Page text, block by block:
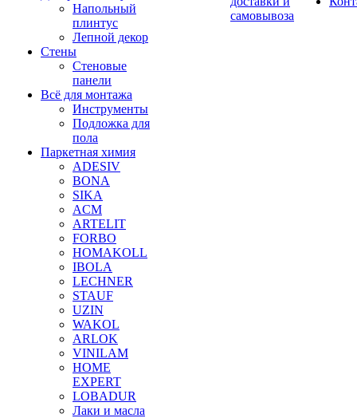
Напольный
плинтус
Лепной декор
Стены
Стеновые
панели
Всё для монтажа
Инструменты
Подложка для
пола
Паркетная химия
ADESIV
BONA
SIKA
ACM
ARTELIT
FORBO
HOMAKOLL
IBOLA
LECHNER
STAUF
UZIN
WAKOL
ARLOK
VINILAM
HOME
EXPERT
LOBADUR
Лаки и масла
самовывоза